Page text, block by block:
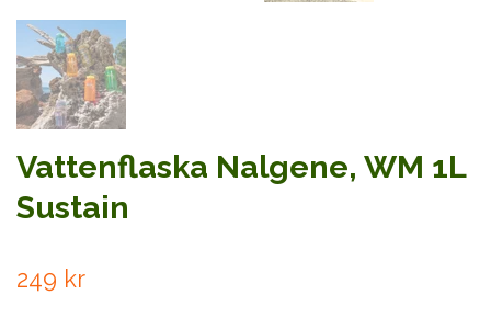
Vattenflaska Nalgene, WM 1L
Sustain
249 kr